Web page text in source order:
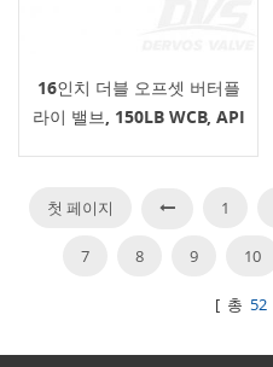
16인치 더블 오프셋 버터플
라이 밸브, 150LB WCB, API
첫 페이지 1
7 8 9 10
[ 총 52